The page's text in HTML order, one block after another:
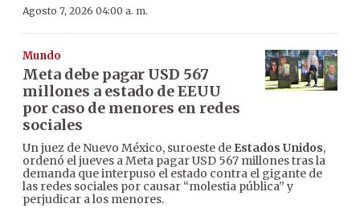
Agosto 7, 2026 04:00 a. m.
Mundo
Meta debe pagar USD 567
millones a estado de EEUU
por caso de menores en redes
sociales
Un juez de Nuevo México, suroeste de Estados Unidos,
ordenó el jueves a Meta pagar USD 567 millones tras la
demanda que interpuso el estado contra el gigante de
las redes sociales por causar “molestia pública” y
perjudicar a los menores.